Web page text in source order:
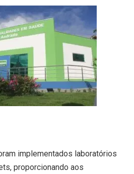
implementados laboratórios
proporcionando aos